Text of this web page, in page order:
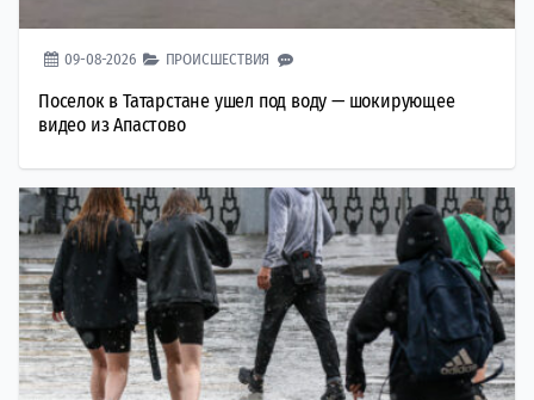
09-08-2026 ПРОИСШЕСТВИЯ
Поселок в Татарстане ушел под воду — шокирующее
видео из Апастово